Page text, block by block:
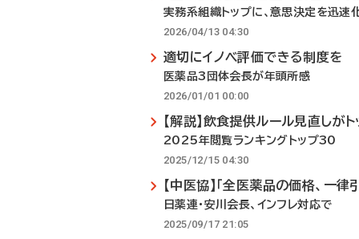
実務系組織トップに、意思決定を迅速
2026/04/13 04:30
適切にイノベ評価できる制度を
医薬品3団体会長が年頭所感
2026/01/01 00:00
【解説】飲食提供ルール見直しがト
2025年閲覧ランキングトップ30
2025/12/15 04:30
【中医協】「全医薬品の価格、一律
日薬連・安川会長、インフレ対応で
2025/09/17 21:05